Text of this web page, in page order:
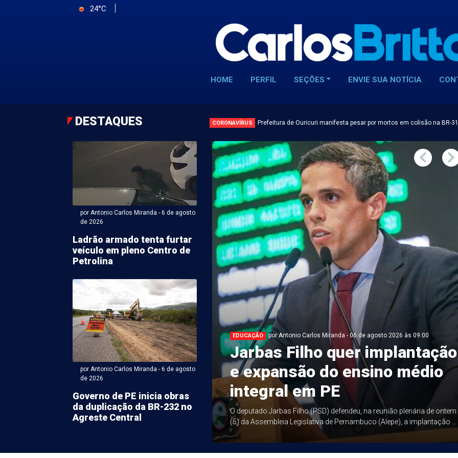
24°C
HOME PERFIL SEÇÕES ENVIE SUA NOTÍCIA
DESTAQUES CORONAVÍRUS Prefeitura de Ouricuri manifesta pesar por mortos em colisão na BR-
por Antonio Carlos Miranda - 6 de agosto
de 2026
Ladrão armado tenta furtar
veículo em pleno Centro de
Petrolina
por Antonio Carlos Miranda - 6 de agosto
de 2026
Governo de PE inicia obras
da duplicação da BR-232 no
Agreste Central
Carlos Miranda - 06 de agosto 2026 às 06:20
ser de céu
e possibilidade de
moderado em
tem expectativa de céu ensolarado em Petrolina, com
possibilidade remota de chuvas. O serviço ...
EDUCAÇÃO por Antonio Carlos Miranda - 06 de agosto 2026 às 09:00
Jarbas Filho quer implantação
e expansão do ensino médio
integral em PE
O deputado Jarbas Filho (PSD) defendeu, na reunião plenária de ontem
(5) da Assembleia Legislativa de Pernambuco (Alepe), a implantação ...